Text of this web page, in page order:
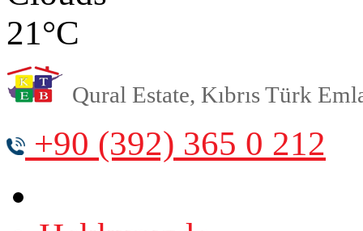
21°C
Qural Estate, Kıbrıs Türk
+90 (392) 365 0 212